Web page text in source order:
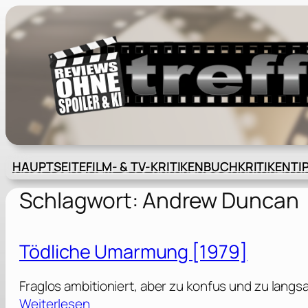
Zum
Inhalt
springen
HAUPTSEITEFILM- & TV-KRITIKENBUCHKRITIKEN
Schlagwort:Andrew Duncan
Tödliche Umarmung [1979]
Fraglos ambitioniert, aber zu konfus und zu
Weiterlesen: